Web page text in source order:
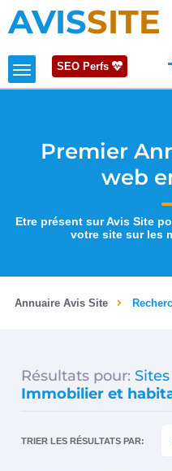
AVISSITE
SEO Perfs
Premier
web
Etre présent sur Avis Site
votre site sur les
Annuaire Avis Site
Résultats pour:
Immobilier et
TRIER LES RÉSULTATS PAR: